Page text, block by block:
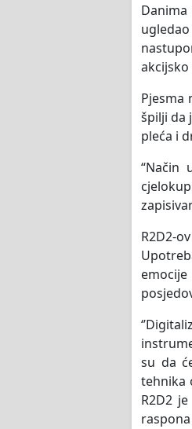
Pjesma
špilji da
pleća i
“Način
R2D2-
su da
tehnika
R2D2
raspona